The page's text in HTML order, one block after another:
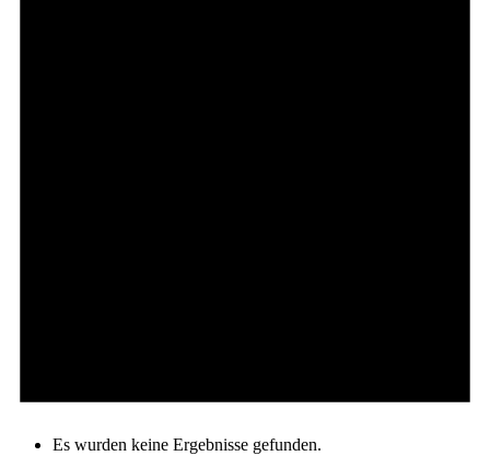
Es wurden keine Ergebnisse gefunden.